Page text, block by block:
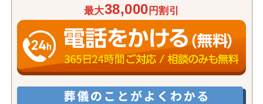
最大38,000 円割引